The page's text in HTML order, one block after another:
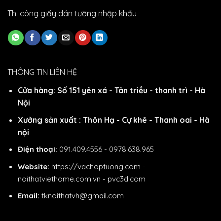
Thi công giấy dán tường nhập khẩu
THÔNG TIN LIÊN HỆ
Cửa hàng: Số 151 yên xá - Tân triều - thanh trì - Hà
Nội
Xưởng sản xuất : Thôn Hạ - Cự khê - Thanh oai - Hà
nội
Điện thoại: 091.409.4556 - 0978.638.965
Website: https://vachoptuong.com -
noithatviethome.com.vn - pvc3d.com
Email: tknoithatvh@gmail.com